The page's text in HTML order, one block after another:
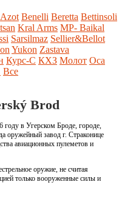
Azot Benelli Beretta Bettinsoli
Kral Arms MP- Baikal
Sarsilmaz Sellier&Bellot
Yukon Zastava
Курс-С КХЗ Молот Оса
Все
Brod
году в Угерском Броде, городе,
оружейный завод г. Страконице
авиационных пулеметов и
оружие, не считая
только вооруженные силы и